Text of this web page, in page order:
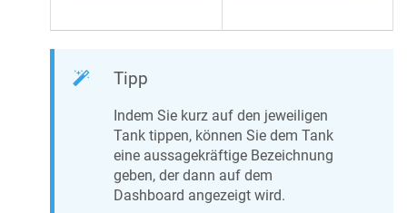
Tipp
Indem Sie kurz auf den jeweiligen
Tank tippen, können Sie dem Tank
eine aussagekräftige Bezeichnung
geben, der dann auf dem
Dashboard angezeigt wird.